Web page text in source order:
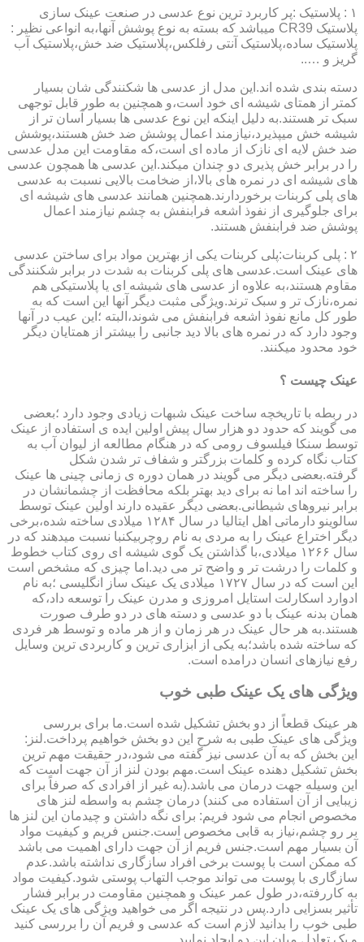
۱ : پلاستیک :پر کاربرد ترین نوع عدسی در صنعت عینک سازی
پلاستیک CR39 میباشد که بسته به نوع پوشش آنها،به انواعی نظیر :
پلاستیک ساده،پلاستیک آنتی رفلکس،پلاستیک ضد خش،پلاستیک آب
گریز و …..
دسته بندی شده اند.این مدل از عدسی ها شکنندگی شان بسیار
کمتر از همتای شیشه ای خود است،و همچنین به طور قابل توجهی
سبک تر هستند.به دلیل اینکه این نوع عدسی ها بسیار آسان تر از
شیشه خش میپذیرد،نیازمند اعمال پوشش ضد خش هستند،پوشش
ضد خش لایه ای نازک از ماده ای است،که مقاومت این مدل عدسی
را در برابر خش پذیری دو چندان میکند.این عدسی ها همچون عدسی
های شیشه ای در نمره های بالا،از ضخامت بالایی نسبت به عدسی
های پلی کربنات برخوردارند.همچنین همانند عدسی های شیشه ای
برای جلوگیری از نفوذ اشعه فرابنفش به چشم نیازمند اعمال
پوشش ضد فرابنفش هستند.
۲ : پلی کربنات:پلی کربنات یکی از بهترین مواد برای ساختن عدسی
های عینک است.عدسی های پلی کربنات به شدت در برابر شکنندگی
مقاوم هستند،به علاوه از عدسی های شیشه ای یا پلاستیکی هم
نمره،نازک تر و سبک ترند.ویژگی مثبت دیگر آنها این است که به
طور کل مانع نفوذ اشعه فرابنفش می شوند،البته ؛این عیب در آنها
وجود دارد که در نمره های بالا دید جانبی را بیشتر از همتایان دیگر
خود محدود میکنند.
عینک چیست ؟
در ربطه با تاریخچه ساخت عینک شبهات زیادی وجود دارد ؛بعضی
می گویند که حدود دو هزار سال پیش اولین ایده ی استفاده از عینک
توسط سنکا فیلسوف رومی که در هنگام مطالعه از لیوان آب به
کتاب نگاه کرده و کلمات بزرگتر و شفاف تر شدن شکل
گرفته.بعضی دیگر می گویند در همان دوره ی زمانی چینی ها عینک
را ساخته اند اما نه برای دید بهتر بلکه محافظت از چشمانشان در
برابر نیروهای شیطانی.بعضی دیگر عقیده دارند اولین عینک توسط
سالوینو دارماتی اهل ایتالیا در سال ۱۲۸۴ میلادی ساخته شده،برخی
دیگر اختراع عینک را به مردی به نام روچربیکنبا نسبت میدهند که در
سال ۱۲۶۶ میلادی،با گذاشتن یک گوی شیشه ای روی کتاب خطوط
و کلمات را درشت تر و واضح تر می دید.اما چیزی که مشخص است
این است که در سال ۱۷۲۷ میلادی یک عینک ساز انگلیسی ؛به نام
ادوارد اسکارلت استایل امروزی و مدرن عینک را توسعه داد،که
همان بدنه عینک با دو عدسی و دسته های در دو طرف صورت
هستند.به هر حال عینک در هر زمان و از هر ماده و توسط هر فردی
که ساخته شده باشد؛به یکی از ابزاری ترین و کاربردی ترین وسایل
رفع نیازهای انسان درامده است.
ویژگی های یک عینک طبی خوب
هر عینک قطعاً از دو بخش تشکیل شده است.ما برای بررسی
ویژگی های عینک طبی به شرح این دو بخش خواهیم پرداخت.لنز:
این بخش که به آن عدسی نیز گفته می شود،در حقیقت مهم ترین
بخش تشکیل دهنده عینک است.مهم بودن لنز از آن جهت است که
این وسیله جهت درمان می باشد.(به غیر از افرادی که صرفاً برای
زیبایی از آن استفاده می کنند) درمان چشم به واسطه لنز های
مخصوص انجام می شود فریم: برای نگه داشتن و چیدمان این لنز ها
بر رو چشم،نیاز به قابی مخصوص است.جنس فریم و کیفیت مواد
آن بسیار مهم است.جنس فریم از آن جهت دارای اهمیت می باشد
که ممکن است با پوست برخی افراد سازگاری نداشته باشد.عدم
سازگاری با پوست می تواند موجب التهاب پوستی شود.کیفیت مواد
به کاررفته،در طول عمر عینک و همچنین مقاومت در برابر فشار
تأثیر بسزایی دارد.پس در نتیجه اگر می خواهید ویژگی های یک عینک
طبی خوب را بدانید لازم است که عدسی و فریم آن را بررسی کنید